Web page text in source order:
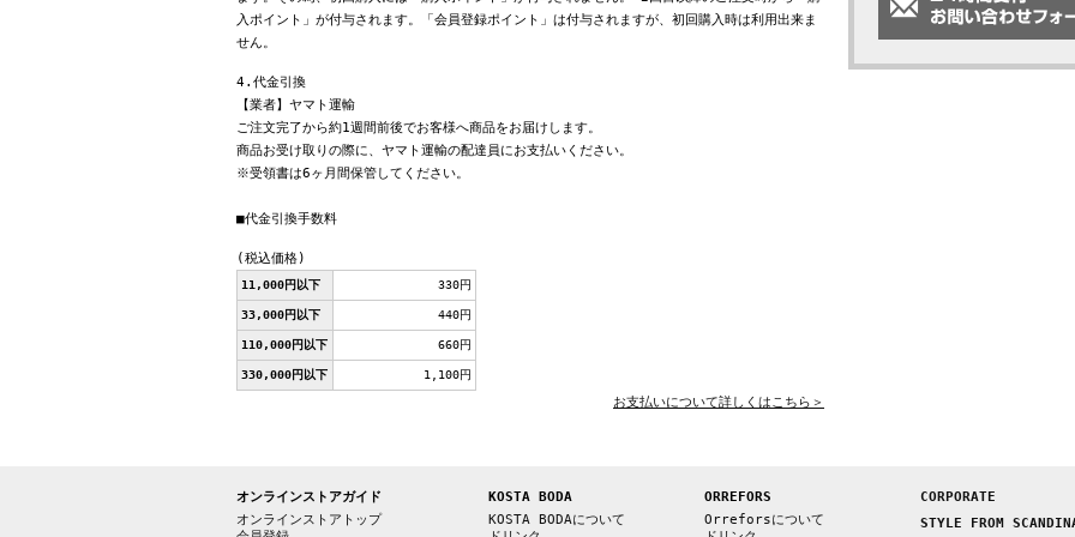
入ポイント」が付与されます。「会員登録ポイント」は付与されますが、初回購入時は利用出来ま
せん。
4.代金引換
【業者】ヤマト運輸
ご注文完了から約1週間前後でお客様へ商品をお届けします。
商品お受け取りの際に、ヤマト運輸の配達員にお支払いください。
※受領書は6ヶ月間保管してください。
■代金引換手数料
(税込価格)
11,000円以下 330円
33,000円以下 440円
110,000円以下 660円
330,000円以下 1,100円
お支払いについて詳しくはこちら＞
オンラインストアガイド
オンラインストアトップ
KOSTA BODA
KOSTA BODAについて
ORREFORS
Orreforsについて
CORPORATE
STYLE FROM